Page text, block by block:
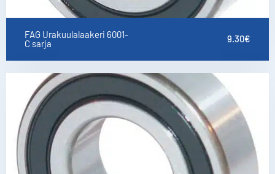
FAG Urakuulalaakeri 6001-
C sarja
9.30€